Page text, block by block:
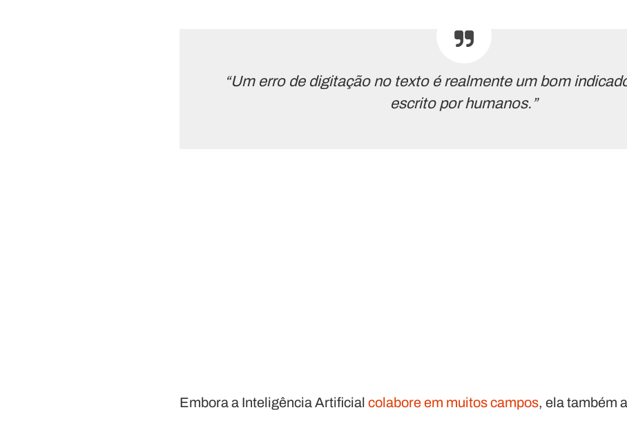
“Um erro de digitação no texto é realmente um bom
escrito por humanos.”
Embora a Inteligência Artificialcolabore em muitos campos, ela também